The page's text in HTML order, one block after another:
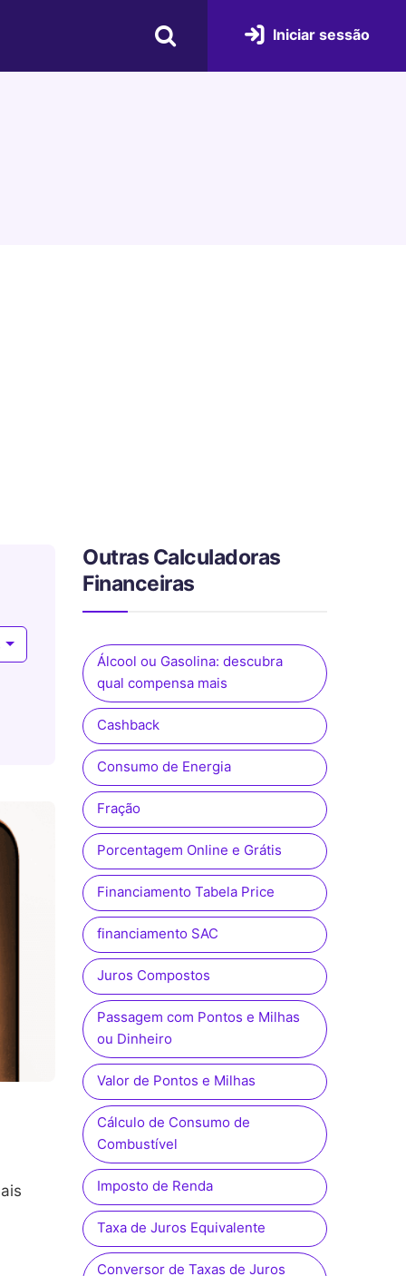
Iniciar sessão
Outras Calculadoras
Financeiras
Álcool ou Gasolina: descubra
qual compensa mais
Cashback
Consumo de Energia
Fração
Porcentagem Online e Grátis
Financiamento Tabela Price
financiamento SAC
Juros Compostos
Passagem com Pontos e Milhas
ou Dinheiro
Valor de Pontos e Milhas
Cálculo de Consumo de
Combustível
Imposto de Renda
Taxa de Juros Equivalente
Conversor de Taxas de Juros